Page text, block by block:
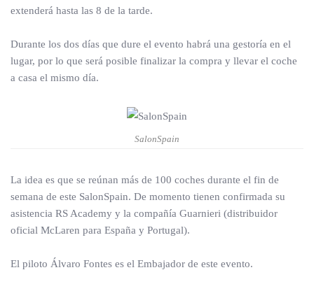
extenderá hasta las 8 de la tarde.
Durante los dos días que dure el evento habrá una gestoría en el
lugar, por lo que será posible finalizar la compra y llevar el coche
a casa el mismo día.
SalonSpain
La idea es que se reúnan más de 100 coches durante el fin de
semana de este SalonSpain. De momento tienen confirmada su
asistencia RS Academy y la compañía Guarnieri (distribuidor
oficial McLaren para España y Portugal).
El piloto Álvaro Fontes es el Embajador de este evento.